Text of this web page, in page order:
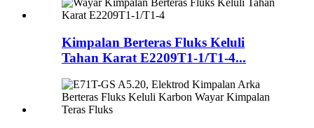
Kimpalan Berteras Fluks Keluli
Tahan Karat E2209T1-1/T1-4...